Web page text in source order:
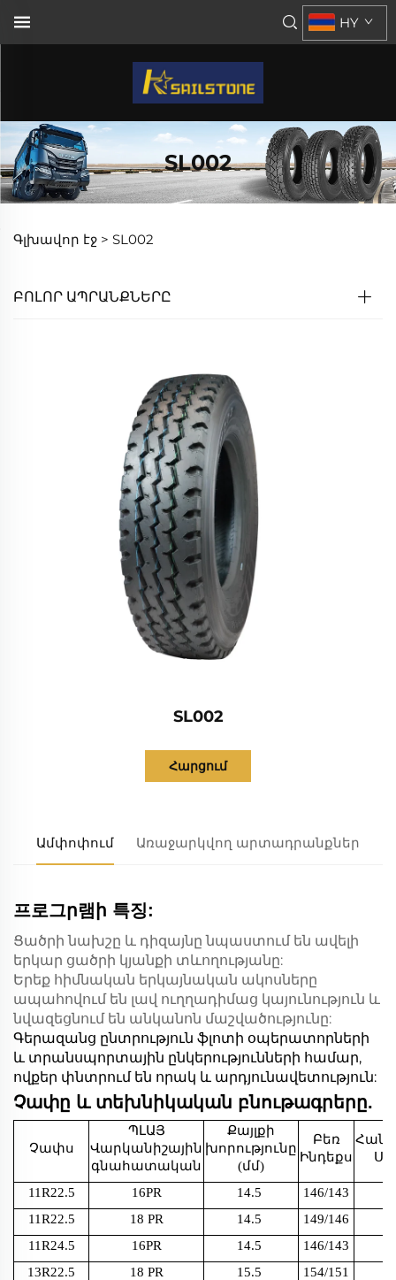
HY
SL002
Գլխավոր էջ > SL002
ԲՈԼՈՐ ԱՊՐԱՆՔՆԵՐԸ
SL002
Հարցում
Ամփոփում Առաջարկվող արտադրանքներ
프로그ր램ի 특징:
Ցածրի նախշը և դիզայնը նպաստում են ավելի
երկար ցածրի կյանքի տևողությանը:
Երեք հիմնական երկայնական ակոսները
ապահովում են լավ ուղղադիմաց կայունություն և
նվազեցնում են անկանոն մաշվածությունը:
Գերազանց ընտրություն ֆլոտի օպերատորների
և տրանսպորտային ընկերությունների համար,
ովքեր փնտրում են որակ և արդյունավետություն:
Չափը և տեխնիկական բնութագրերը.
Չափս
ՊԼԱՅ
Վարկանիշային
գնահատական
Քայլքի
խորությունը
(մմ)
Բեռ
Ինդեքս
11R22.5 16PR 14.5 146/143
11R22.5
18 PR 14.5 149/146
11R24.5
16PR 14.5 146/143
13R22.5
18 PR 15.5 154/151